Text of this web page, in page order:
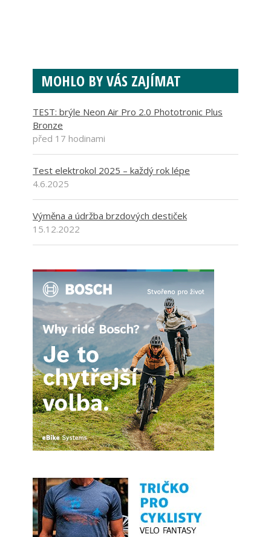
MOHLO BY VÁS ZAJÍMAT
TEST: brýle Neon Air Pro 2.0 Phototronic Plus
Bronze
před 17 hodinami
Test elektrokol 2025 – každý rok lépe
4.6.2025
Výměna a údržba brzdových destiček
15.12.2022